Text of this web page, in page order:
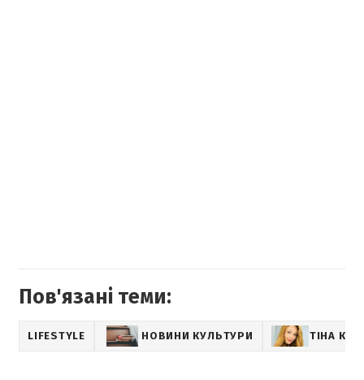
Пов'язані теми:
LIFESTYLE НОВИНИ КУЛЬТУРИ ТІНА